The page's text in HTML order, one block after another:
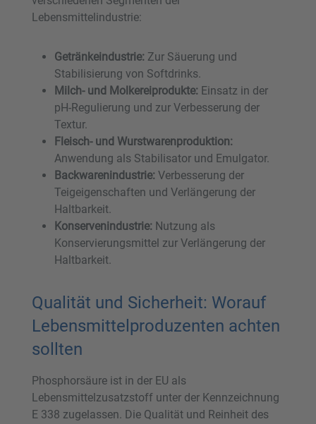
Lebensmittelindustrie:
Getränkeindustrie: Zur Säuerung und
Stabilisierung von Softdrinks.
Milch- und Molkereiprodukte: Einsatz in der
pH-Regulierung und zur Verbesserung der
Textur.
Fleisch- und Wurstwarenproduktion:
Anwendung als Stabilisator und Emulgator.
Backwarenindustrie: Verbesserung der
Teigeigenschaften und Verlängerung der
Haltbarkeit.
Konservenindustrie: Nutzung als
Konservierungsmittel zur Verlängerung der
Haltbarkeit.
Qualität und Sicherheit: Worauf
Lebensmittelproduzenten achten
sollten
Phosphorsäure ist in der EU als
Lebensmittelzusatzstoff unter der Kennzeichnung
E 338 zugelassen. Die Qualität und Reinheit des